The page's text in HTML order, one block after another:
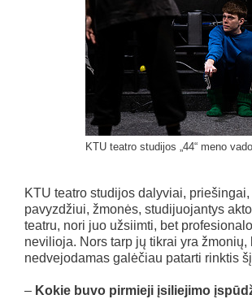
KTU teatro studijos „44“ meno
KTU teatro studijos dalyviai, priešingai,
pavyzdžiui, žmonės, studijuojantys
teatru, nori juo užsiimti, bet
nevilioja. Nors tarp jų tikrai yra žmonių,
nedvejodamas galėčiau patarti rinktis
– Kokie buvo pirmieji įsiliejimo